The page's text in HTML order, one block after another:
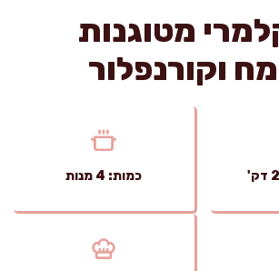
מטוגנות
וקורנפלור
כמות: 4 מנות